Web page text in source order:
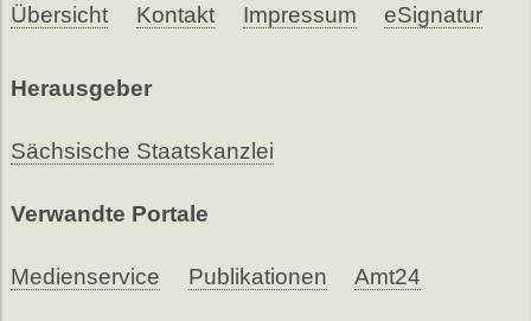
Übersicht Kontakt Impressum eSignatur
Herausgeber
Sächsische Staatskanzlei
Verwandte Portale
Medienservice Publikationen Amt24